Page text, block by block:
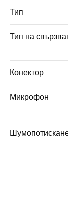
Тип
Тип на
Конектор
Микрофон